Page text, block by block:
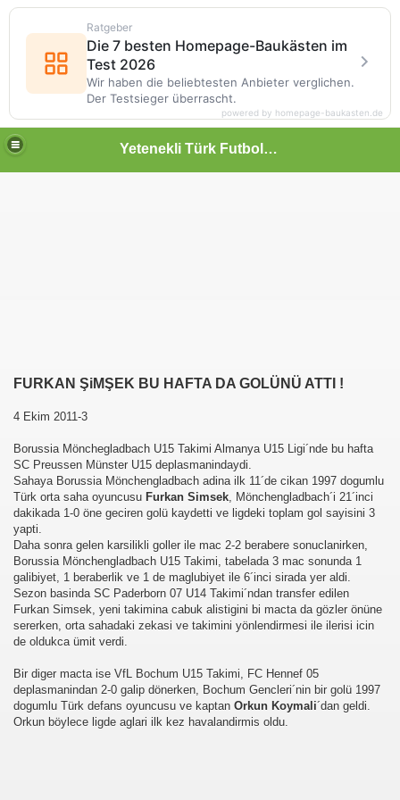
Yetenekli Türk Futbolcular
FURKAN ŞiMŞEK BU HAFTA DA GOLÜNÜ ATTI !
4 Ekim 2011-3
Borussia Mönchegladbach U15 Takimi Almanya U15 Ligi´nde bu hafta
SC Preussen Münster U15 deplasmanindaydi.
Sahaya Borussia Mönchengladbach adina ilk 11´de cikan 1997 dogumlu
Türk orta saha oyuncusu Furkan Simsek, Mönchengladbach´i 21´inci
dakikada 1-0 öne geciren golü kaydetti ve ligdeki toplam gol sayisini 3
yapti.
Daha sonra gelen karsilikli goller ile mac 2-2 berabere sonuclanirken,
Borussia Mönchengladbach U15 Takimi, tabelada 3 mac sonunda 1
galibiyet, 1 beraberlik ve 1 de maglubiyet ile 6´inci sirada yer aldi.
Sezon basinda SC Paderborn 07 U14 Takimi´ndan transfer edilen
Furkan Simsek, yeni takimina cabuk alistigini bi macta da gözler önüne
sererken, orta sahadaki zekasi ve takimini yönlendirmesi ile ilerisi icin
de oldukca ümit verdi.
Bir diger macta ise VfL Bochum U15 Takimi, FC Hennef 05
deplasmanindan 2-0 galip dönerken, Bochum Gencleri´nin bir golü 1997
dogumlu Türk defans oyuncusu ve kaptan Orkun Koymali´dan geldi.
Orkun böylece ligde aglari ilk kez havalandirmis oldu.
Ratgeber
Die 7 besten Homepage-Baukästen im
Test 2026
Wir haben die beliebtesten Anbieter verglichen.
Der Testsieger überrascht.
powered by homepage-baukasten.de